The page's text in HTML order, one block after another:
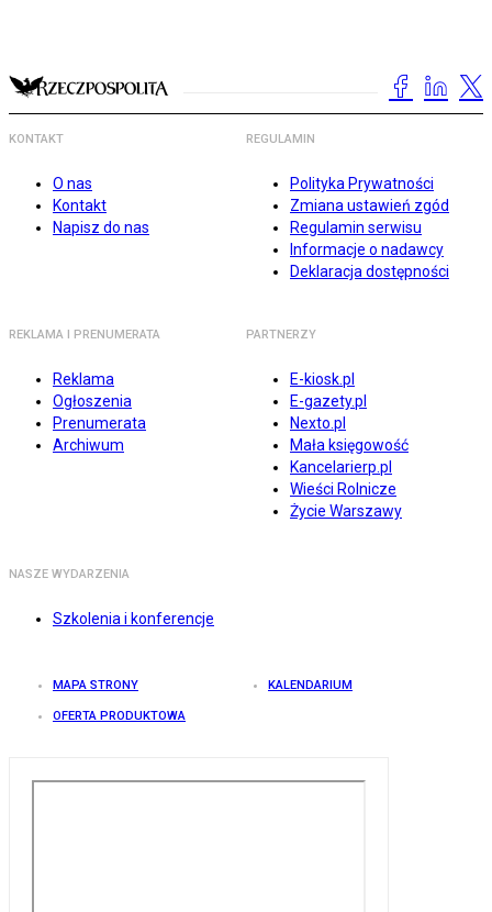
KONTAKT
O nas
Kontakt
Napisz do nas
REGULAMIN
Polityka Prywatności
Zmiana ustawień zgód
Regulamin serwisu
Informacje o nadawcy
Deklaracja dostępności
REKLAMA I PRENUMERATA
Reklama
Ogłoszenia
Prenumerata
Archiwum
PARTNERZY
E-kiosk.pl
E-gazety.pl
Nexto.pl
Mała księgowość
Kancelarierp.pl
Wieści Rolnicze
Życie Warszawy
NASZE WYDARZENIA
Szkolenia i konferencje
MAPA STRONY KALENDARIUM
OFERTA PRODUKTOWA